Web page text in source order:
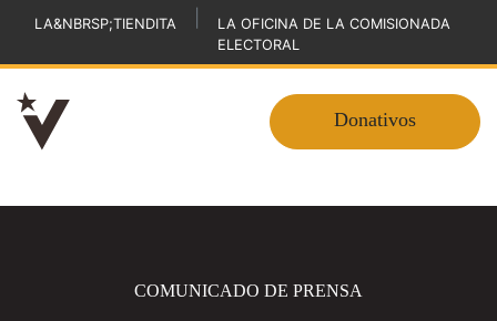
LA&NBRSP;TIENDITA
LA OFICINA DE LA COMISIONADA
ELECTORAL
Donativos
COMUNICADO DE PRENSA